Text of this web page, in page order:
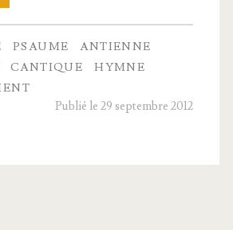
PSAUME
ANTIENNE
CANTIQUE
HYMNE
Publié le 29 septembre 2012